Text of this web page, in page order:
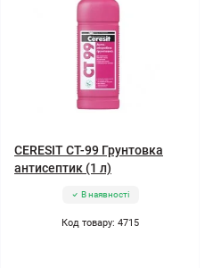
CERESIT CT-99 Грунтовка
антисептик (1 л)
В наявності
Код товару: 4715